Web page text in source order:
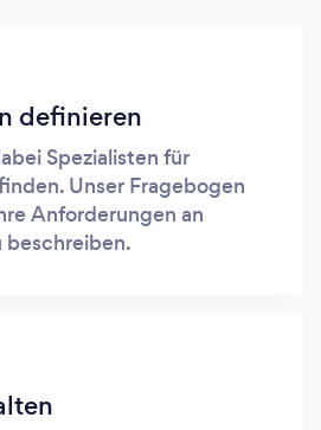
definieren
Spezialisten für
Unser Fragebogen
Anforderungen an
beschreiben.